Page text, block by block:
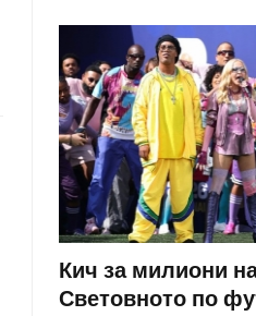
Кич за милиони
Световното по